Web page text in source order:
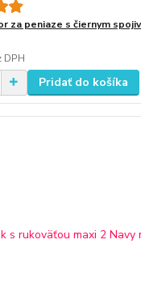
za peniaze s čiernym
DPH
Pridať do košíka